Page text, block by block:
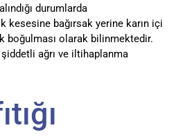
durumlarda
kesesine bağırsak yerine karın içi
boğulması olarak bilinmektedir.
şiddetli ağrı ve iltihaplanma